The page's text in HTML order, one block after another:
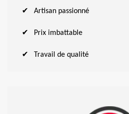
Artisan passionné
Prix imbattable
Travail de qualité